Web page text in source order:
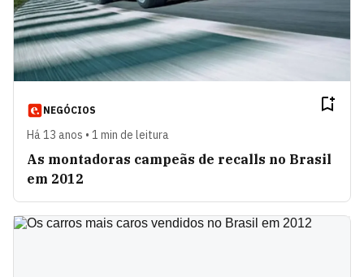
NEGÓCIOS
Há 13 anos • 1 min de leitura
As montadoras campeãs de recalls no Brasil
em 2012